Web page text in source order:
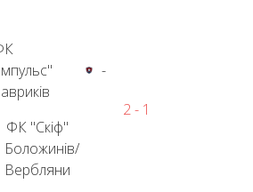
-
ФК "Скіф"
Боложинів/
Вербляни
2 - 1